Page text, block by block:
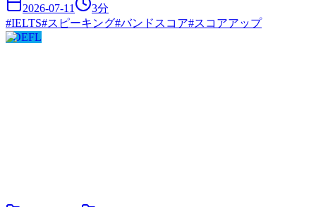
2026-07-11 3分
#IELTS#スピーキング#バンドスコア#スコアアップ
TOEFL